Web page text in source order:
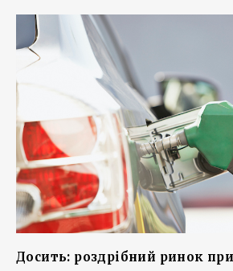
Досить: роздрібний ринок